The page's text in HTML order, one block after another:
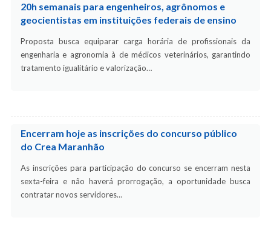
20h semanais para engenheiros, agrônomos e
geocientistas em instituições federais de ensino
Proposta busca equiparar carga horária de profissionais da
engenharia e agronomia à de médicos veterinários, garantindo
tratamento igualitário e valorização…
Encerram hoje as inscrições do concurso público
do Crea Maranhão
As inscrições para participação do concurso se encerram nesta
sexta-feira e não haverá prorrogação, a oportunidade busca
contratar novos servidores…